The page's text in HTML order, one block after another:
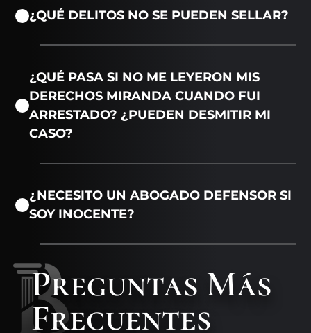
Preguntas Más
Frecuentes
¿QUÉ DELITOS NO SE PUEDEN SELLAR?
¿QUÉ PASA SI NO ME LEYERON MIS
DERECHOS MIRANDA CUANDO FUI
ARRESTADO? ¿PUEDEN DESMITIR MI
CASO?
¿NECESITO UN ABOGADO DEFENSOR SI
SOY INOCENTE?